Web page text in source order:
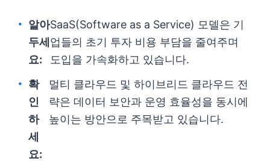
알아
두세
요:
SaaS(Software as a Service) 모델은 기
업들의 초기 투자 비용 부담을 줄여주며
도입을 가속화하고 있습니다.
확
인
하
세
요:
멀티 클라우드 및 하이브리드 클라우드 전
략은 데이터 보안과 운영 효율성을 동시에
높이는 방안으로 주목받고 있습니다.